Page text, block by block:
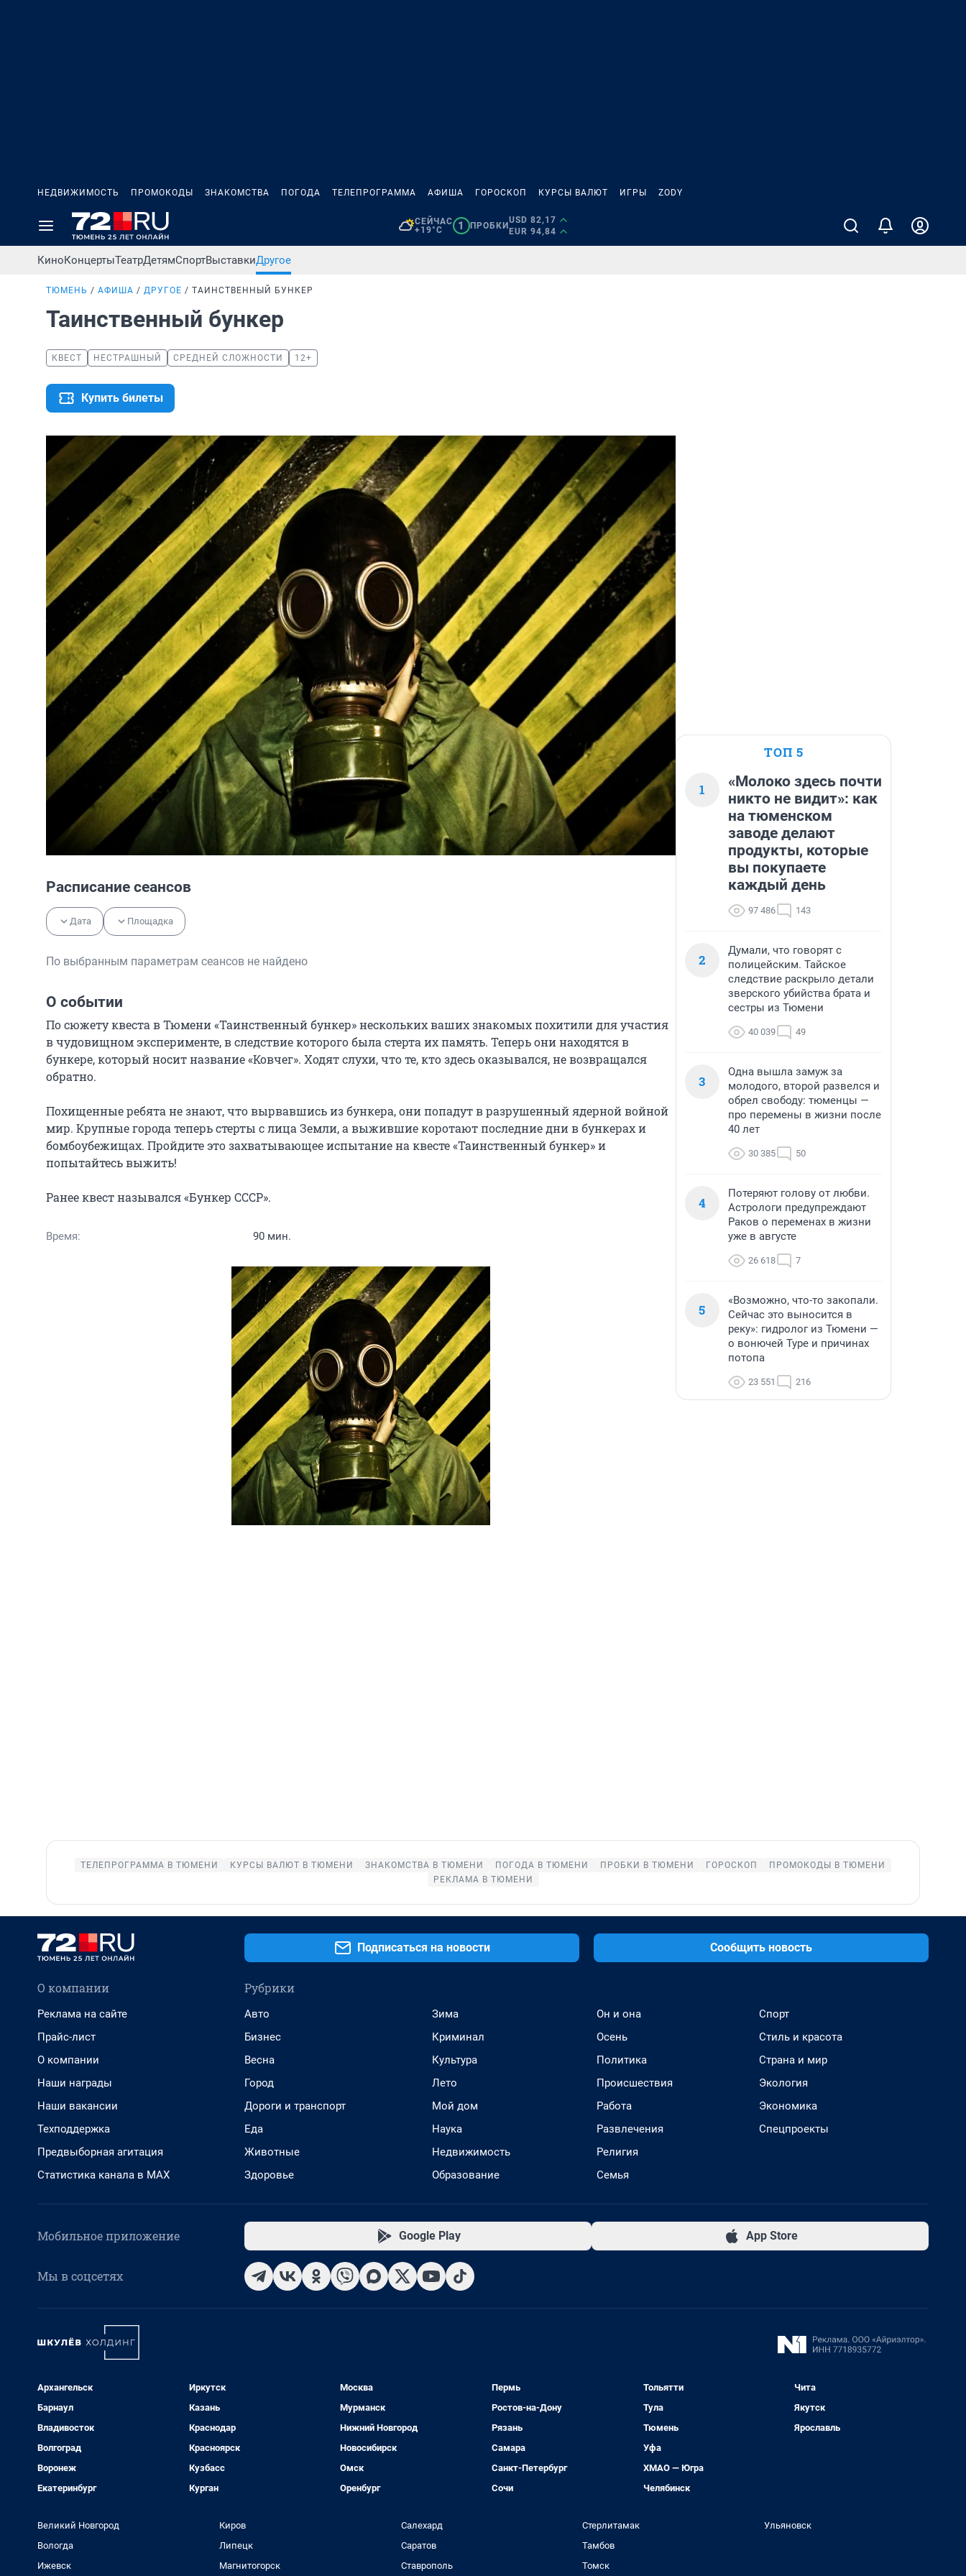
НЕДВИЖИМОСТЬ ПРОМОКОДЫ ЗНАКОМСТВА ПОГОДА ТЕЛЕПРОГРАММА АФИША ГОРОСКОП КУРСЫ ВАЛЮТ ИГРЫ ZODY
СЕЙЧАС
+19°C
1 ПРОБКИ
USD 82,17
EUR 94,84
КиноКонцертыТеатрДетямСпортВыставкиДругое
ТЮМЕНЬ АФИША ДРУГОЕ ТАИНСТВЕННЫЙ БУНКЕР
Таинственный бункер
КВЕСТ НЕСТРАШНЫЙ СРЕДНЕЙ СЛОЖНОСТИ 12+
Купить билеты
Расписание сеансов
Дата Площадка
По выбранным параметрам сеансов не найдено
О событии
По сюжету квеста в Тюмени «Таинственный бункер» нескольких ваших знакомых похитили для участия
в чудовищном эксперименте, в следствие которого была стерта их память. Теперь они находятся в
бункере, который носит название «Ковчег». Ходят слухи, что те, кто здесь оказывался, не возвращался
обратно.
Похищенные ребята не знают, что вырвавшись из бункера, они попадут в разрушенный ядерной войной
мир. Крупные города теперь стерты с лица Земли, а выжившие коротают последние дни в бункерах и
бомбоубежищах. Пройдите это захватывающее испытание на квесте «Таинственный бункер» и
попытайтесь выжить!
Ранее квест назывался «Бункер СССР».
Время: 90 мин.
ТОП 5
1
«Молоко здесь почти
никто не видит»: как
на тюменском
заводе делают
продукты, которые
вы покупаете
каждый день
97 486 143
2
Думали, что говорят с
полицейским. Тайское
следствие раскрыло детали
зверского убийства брата и
сестры из Тюмени
40 039 49
3
Одна вышла замуж за
молодого, второй развелся и
обрел свободу: тюменцы —
про перемены в жизни после
40 лет
30 385 50
4
Потеряют голову от любви.
Астрологи предупреждают
Раков о переменах в жизни
уже в августе
26 618 7
5
«Возможно, что-то закопали.
Сейчас это выносится в
реку»: гидролог из Тюмени —
о вонючей Туре и причинах
потопа
23 551 216
ТЕЛЕПРОГРАММА В ТЮМЕНИ КУРСЫ ВАЛЮТ В ТЮМЕНИ ЗНАКОМСТВА В ТЮМЕНИ ПОГОДА В ТЮМЕНИ ПРОБКИ В ТЮМЕНИ ГОРОСКОП
ПРОМОКОДЫ В ТЮМЕНИ
РЕКЛАМА В ТЮМЕНИ
Подписаться на новости Сообщить новость
О компании
Реклама на сайте
Прайс-лист
О компании
Наши награды
Наши вакансии
Техподдержка
Предвыборная агитация
Статистика канала в MAX
Рубрики
Авто
Бизнес
Весна
Город
Дороги и транспорт
Еда
Животные
Здоровье
Зима
Криминал
Культура
Лето
Мой дом
Наука
Недвижимость
Образование
Он и она
Осень
Политика
Происшествия
Работа
Развлечения
Религия
Семья
Спорт
Стиль и красота
Страна и мир
Экология
Экономика
Спецпроекты
Мобильное приложение Google Play App Store
Мы в соцсетях
Архангельск
Барнаул
Владивосток
Волгоград
Воронеж
Екатеринбург
Иркутск
Казань
Краснодар
Красноярск
Кузбасс
Курган
Москва
Мурманск
Нижний Новгород
Новосибирск
Омск
Оренбург
Пермь
Ростов-на-Дону
Рязань
Самара
Санкт-Петербург
Сочи
Тольятти
Тула
Тюмень
Уфа
ХМАО — Югра
Челябинск
Чита
Якутск
Ярославль
Великий Новгород
Вологда
Ижевск
Киров
Липецк
Магнитогорск
Салехард
Саратов
Ставрополь
Стерлитамак
Тамбов
Томск
Ульяновск